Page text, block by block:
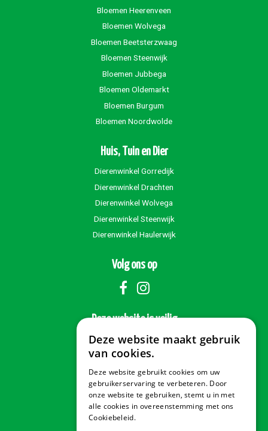
Bloemen Heerenveen
Bloemen Wolvega
Bloemen Beetsterzwaag
Bloemen Steenwijk
Bloemen Jubbega
Bloemen Oldemarkt
Bloemen Burgum
Bloemen Noordwolde
Huis, Tuin en Dier
Dierenwinkel Gorredijk
Dierenwinkel Drachten
Dierenwinkel Wolvega
Dierenwinkel Steenwijk
Dierenwinkel Haulerwijk
Volg ons op
Deze website is veilig
Veilig betalen
Deze website maakt gebruik
van cookies.
Deze website gebruikt cookies om uw
gebruikerservaring te verbeteren. Door
onze website te gebruiken, stemt u in met
alle cookies in overeenstemming met ons
Cookiebeleid.